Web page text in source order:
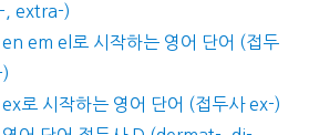
, extra-)
en em el로 시작하는 영어 단어 (접두
ex로 시작하는 영어 단어 (접두사 ex-)